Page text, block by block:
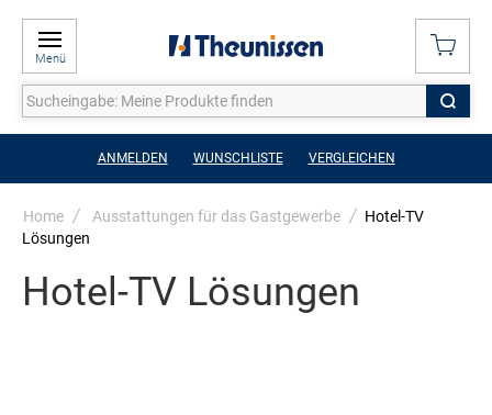
Menü
ANMELDEN WUNSCHLISTE VERGLEICHEN
Home Ausstattungen für das Gastgewerbe
Hotel-TV
Lösungen
Hotel-TV Lösungen